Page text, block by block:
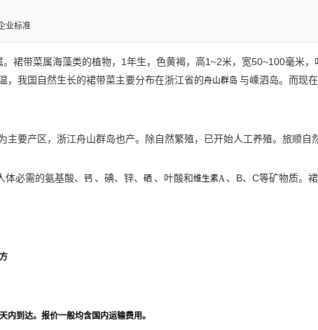
业标准
裙带菜属海藻类的植物，1年生，色黄褐，高1~2米，宽50~100毫米
，我国自然生长的裙带菜主要分布在浙江省的舟山群岛 与嵊泗岛。而现在
主要产区，浙江舟山群岛也产。除自然繁殖，已开始人工养殖。旅顺
必需的氨基酸、 钙 、碘、锌、 硒 、叶酸和维生素A 、B、C等矿物质。
内到达。报价一般均含国内运输费用。